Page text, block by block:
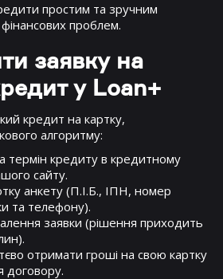
простим та зручним
проблем.
заявку на
у Loan+
кредит на картку,
алгоритму:
термін кредиту в кредитному
сайту.
анкету (П.І.Б., ІПН, номер
та телефону).
заявки (рішення приходить
отримати гроші на свою картку
договору.